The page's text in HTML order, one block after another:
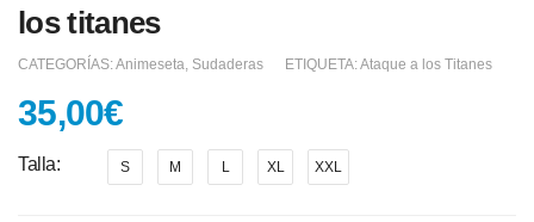
los titanes
CATEGORÍAS:Animeseta, Sudaderas ETIQUETA:Ataque a los Titanes
35,00€
Talla S M L XL XXL